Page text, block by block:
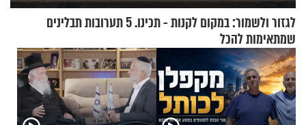
לגזור ולשמור: במקום לקנות - תכינו. 5 תערובות תבלינים
שמתאימות להכל